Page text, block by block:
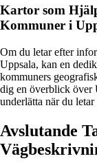
Kartor som
Kommuner i
Om du letar efter
Uppsala, kan en
kommuners
dig en överblick över
underlätta när du
Avslutande